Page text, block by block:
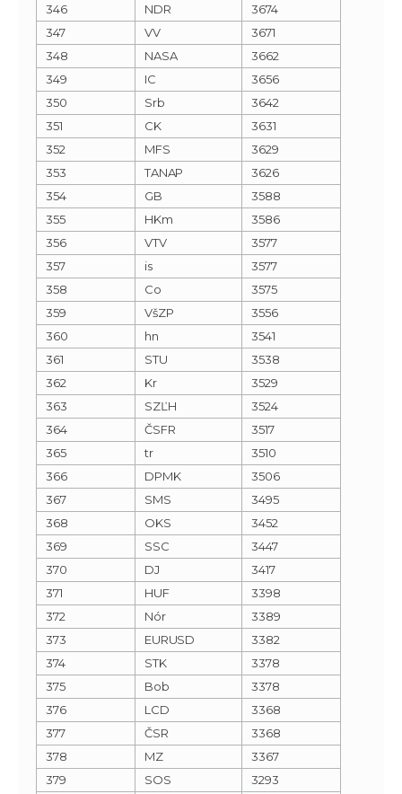
346
NDR
3674
347
VV
3671
348
NASA
3662
349
IC
3656
350
Srb
3642
351
CK
3631
352
MFS
3629
353
TANAP
3626
354
GB
3588
355
HKm
3586
356
VTV
3577
357
is
3577
358
Co
3575
359
VšZP
3556
360
hn
3541
361
STU
3538
362
Kr
3529
363
SZĽH
3524
364
ČSFR
3517
365
tr
3510
366
DPMK
3506
367
SMS
3495
368
OKS
3452
369
SSC
3447
370
DJ
3417
371
HUF
3398
372
Nór
3389
373
EURUSD
3382
374
STK
3378
375
Bob
3378
376
LCD
3368
377
ČSR
3368
378
MZ
3367
379
SOS
3293